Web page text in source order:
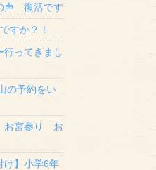
声 復活です
すか？！
行ってきまし
の予約をい
お宮参り お
け】小学6年